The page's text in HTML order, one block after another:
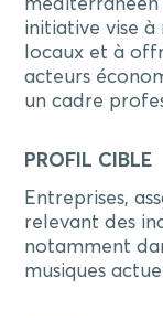
méditerranéen
initiative vise
locaux et à
acteurs
un cadre
PROFIL CIBLE
Entreprises,
relevant des
notamment
musiques